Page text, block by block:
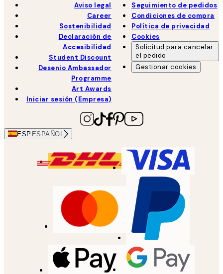
Aviso legal
Career
Sostenibilidad
Declaración de
Accesibilidad
Student Discount
Desenio Ambassador
Programme
Art Awards
Iniciar sesión (Empresa)
Seguimiento de pedidos
Condiciones de compra
Política de privacidad
Cookies
Solicitud para cancelar
el pedido
Gestionar cookies
ESP ESPAÑOL